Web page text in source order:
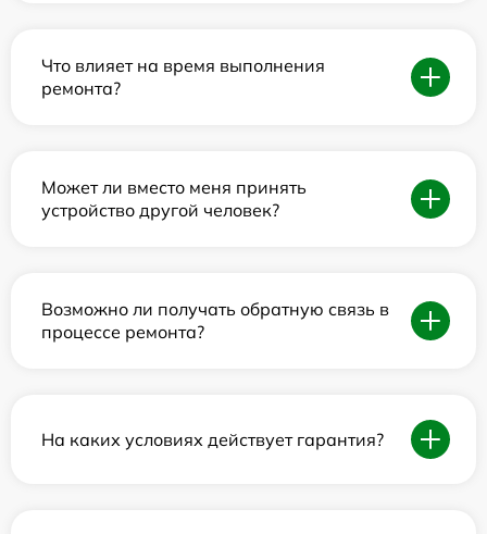
Что влияет на время выполнения
ремонта?
Может ли вместо меня принять
устройство другой человек?
Возможно ли получать обратную связь в
процессе ремонта?
На каких условиях действует гарантия?